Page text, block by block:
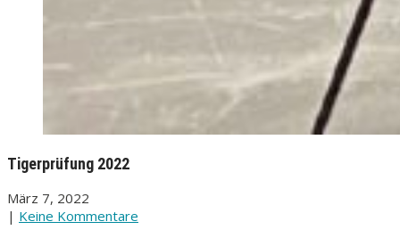
Tigerprüfung 2022
März 7, 2022
| Keine Kommentare